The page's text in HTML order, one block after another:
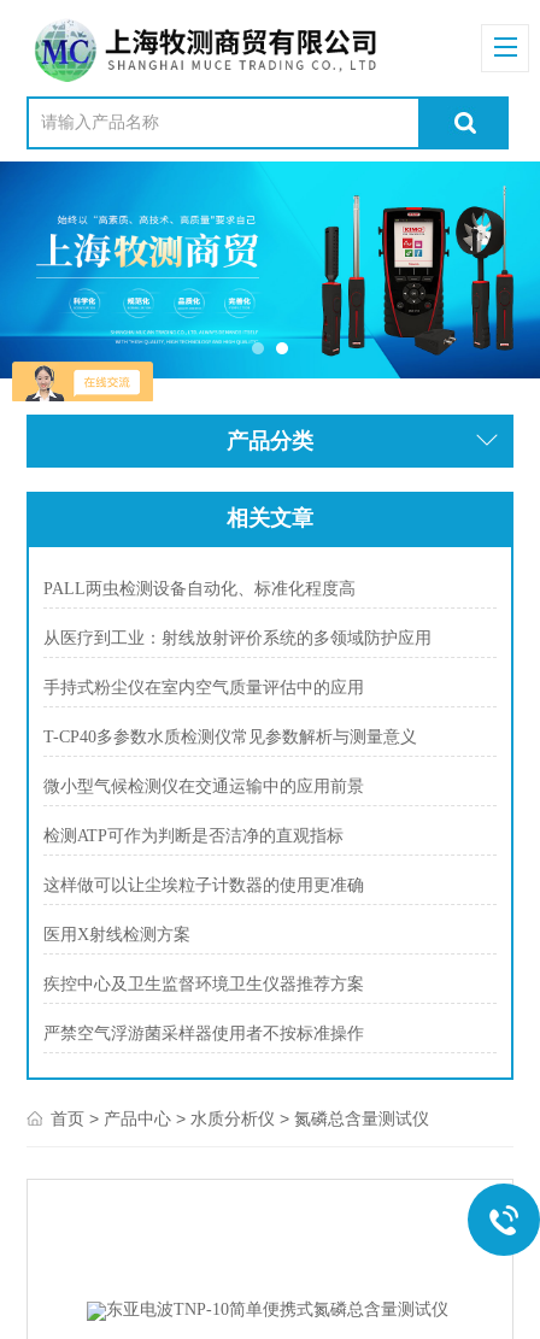
产品分类
相关文章
PALL两虫检测设备自动化、标准化程度高
从医疗到工业：射线放射评价系统的多领域防护应用
手持式粉尘仪在室内空气质量评估中的应用
T-CP40多参数水质检测仪常见参数解析与测量意义
微小型气候检测仪在交通运输中的应用前景
检测ATP可作为判断是否洁净的直观指标
这样做可以让尘埃粒子计数器的使用更准确
医用X射线检测方案
疾控中心及卫生监督环境卫生仪器推荐方案
严禁空气浮游菌采样器使用者不按标准操作
首页 > 产品中心 > 水质分析仪 >氮磷总含量测试仪